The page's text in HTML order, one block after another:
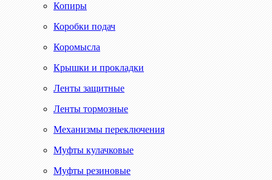
Копиры
Коробки подач
Коромысла
Крышки и прокладки
Ленты защитные
Ленты тормозные
Механизмы переключения
Муфты кулачковые
Муфты резиновые